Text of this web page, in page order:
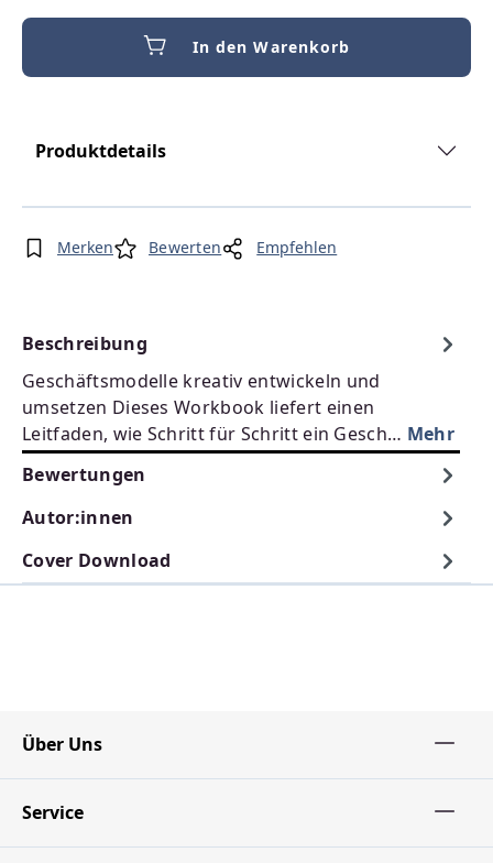
In den Warenkorb
Produktdetails
Merken Bewerten Empfehlen
Beschreibung
Geschäftsmodelle kreativ entwickeln und
umsetzen Dieses Workbook liefert einen
Leitfaden, wie Schritt für Schritt ein Gesch… Mehr
Bewertungen
Autor:innen
Cover Download
Über Uns
Service